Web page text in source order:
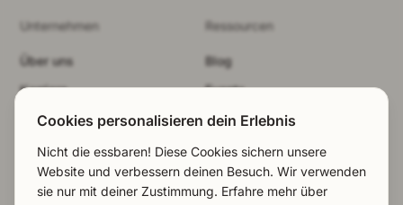
NL
Unternehmen
Über uns
Karriere
Sicherheit
Demo buchen
LinkedIn
Ressourcen
Blog
Events
Brand-Kit
Rechtliches
Cookies ablehnen
Cookies personalisieren dein Erlebnis
Nicht die essbaren! Diese Cookies sichern unsere
Website und verbessern deinen Besuch. Wir verwenden
sie nur mit deiner Zustimmung. Erfahre mehr über